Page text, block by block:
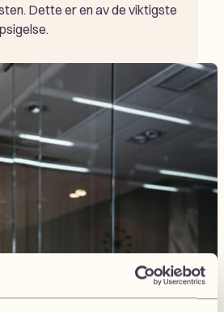
Dette er en av de viktigste